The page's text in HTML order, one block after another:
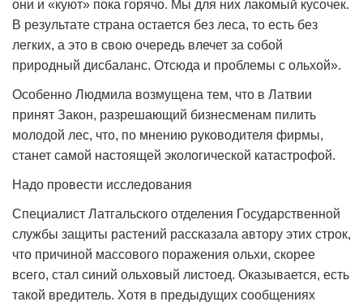
они и «куют» пока горячо. Мы для них лакомый кусочек.
В результате страна остается без леса, то есть без
легких, а это в свою очередь влечет за собой
природный дисбаланс. Отсюда и проблемы с ольхой».
Особенно Людмила возмущена тем, что в Латвии
принят Закон, разрешающий бизнесменам пилить
молодой лес, что, по мнению руководителя фирмы,
станет самой настоящей экологической катастрофой.
Надо провести исследования
Специалист Латгальского отделения Государственной
службы защиты растений рассказала автору этих строк,
что причиной массового поражения ольхи, скорее
всего, стал синий ольховый листоед. Оказывается, есть
такой вредитель. Хотя в предыдущих сообщениях